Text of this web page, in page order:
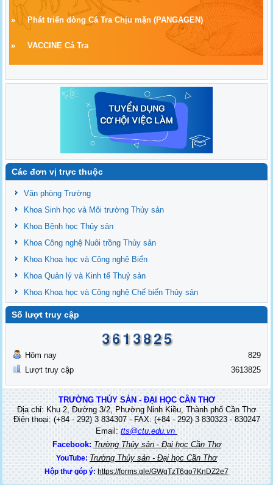
» Phát triển dòng Cá Tra Chịu mặn (PANGAGEN)
» VACCINE Cá Tra
Các đơn vị trực thuộc
Văn phòng Trường
Khoa Sinh học và Môi trường Thủy sản
Khoa Bệnh học Thủy sản
Khoa Công nghệ Nuôi trồng Thủy sản
Khoa Khoa học và Công nghệ Biển
Khoa Quản lý và Kinh tế Thuỷ sản
Khoa Khoa học và Công nghệ Chế biến Thủy sản
Số lượt truy cập
Hôm nay
Lượt truy cập
829
3613825
TRƯỜNG THỦY SẢN - ĐẠI HỌC CẦN THƠ
Địa chỉ: Khu 2, Đường 3/2, Phường Ninh Kiều, Thành phố Cần Thơ
Điện thoại: (+84 - 292) 3 834307 - FAX: (+84 - 292) 3 830323 - 830247
Email: tts@ctu.edu.vn
Facebook: Trường Thủy sản - Đại học Cần Thơ
YouTube: Trường Thủy sản - Đại học Cần Thơ
Hộp thư góp ý: https://forms.gle/GWgTzT6go7KnDZ2e7